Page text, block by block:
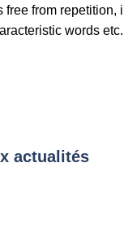
free from repetition,
words etc.
actualités